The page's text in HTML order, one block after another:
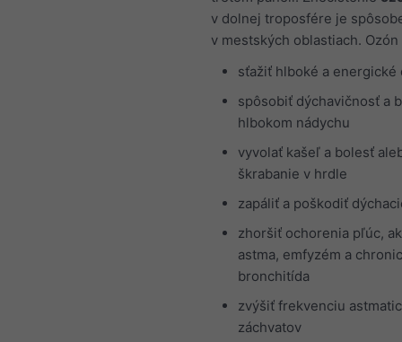
v dolnej troposfére je
v mestských oblastiach. Ozón
sťažiť hlboké a energické
spôsobiť dýchavičnosť a
hlbokom nádychu
vyvolať kašeľ a bolesť
škrabanie v hrdle
zapáliť a poškodiť
zhoršiť ochorenia pľúc,
astma, emfyzém a
bronchitída
zvýšiť frekvenciu
záchvatov